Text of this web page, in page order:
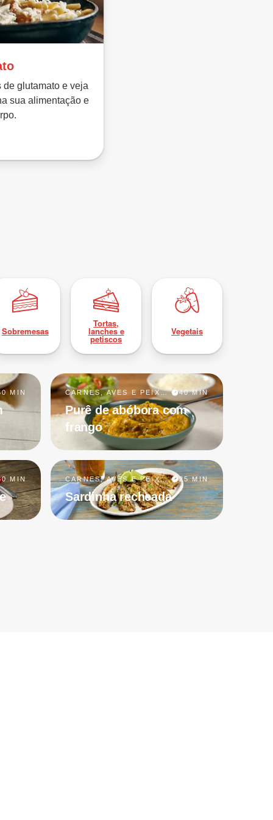
glutamato e veja
sua alimentação e
Sobremesas
Tortas,
lanches e
petiscos
Vegetais
MIN CARNES, AVES E PEIXES 40 MIN
Purê de abóbora com
frango
MIN CARNES, AVES E PEIXES 25 MIN
Sardinha recheada